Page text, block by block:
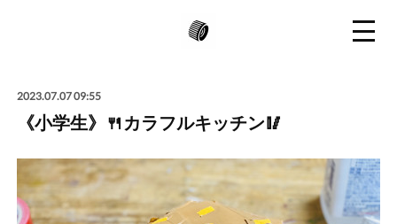
2023.07.07 09:55
《小学生》🍴カラフルキッチン🥢